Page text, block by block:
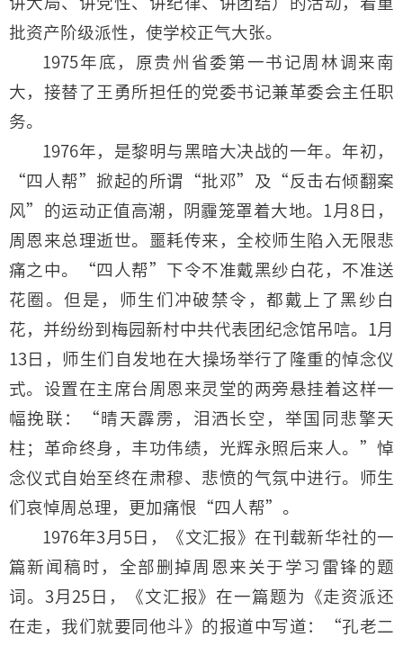
批资产阶级派性，使学校正气大张。
1975年底，原贵州省委第一书记周林调来南
大，接替了王勇所担任的党委书记兼革委会主任职
务。
1976年，是黎明与黑暗大决战的一年。年初，
“四人帮”掀起的所谓“批邓”及“反击右倾翻案
风”的运动正值高潮，阴霾笼罩着大地。1月8日，
周恩来总理逝世。噩耗传来，全校师生陷入无限悲
痛之中。“四人帮”下令不准戴黑纱白花，不准送
花圈。但是，师生们冲破禁令，都戴上了黑纱白
花，并纷纷到梅园新村中共代表团纪念馆吊唁。1月
13日，师生们自发地在大操场举行了隆重的悼念仪
式。设置在主席台周恩来灵堂的两旁悬挂着这样一
幅挽联：“晴天霹雳，泪洒长空，举国同悲擎天
柱；革命终身，丰功伟绩，光辉永照后来人。”悼
念仪式自始至终在肃穆、悲愤的气氛中进行。师生
们哀悼周总理，更加痛恨“四人帮”。
1976年3月5日，《文汇报》在刊载新华社的一
篇新闻稿时，全部删掉周恩来关于学习雷锋的题
词。3月25日，《文汇报》在一篇题为《走资派还
在走，我们就要同他斗》的报道中写道：“孔老二